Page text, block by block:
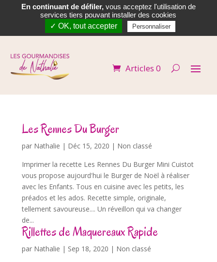
 
Articles 0
Les Rennes Du Burger
par Nathalie | Déc 15, 2020 | Non classé
Imprimer la recette Les Rennes Du Burger Mini Cuistot
vous propose aujourd'hui le Burger de Noël à réaliser
avec les Enfants. Tous en cuisine avec les petits, les
préados et les ados. Recette simple, originale,
tellement savoureuse.... Un réveillon qui va changer
de...
Rillettes de Maquereaux Rapide
par Nathalie | Sep 18, 2020 | Non classé
En continuant de défiler,vous acceptez l'utilisation de
services tiers pouvant installer des cookies
✓ OK, tout accepter
Personnaliser